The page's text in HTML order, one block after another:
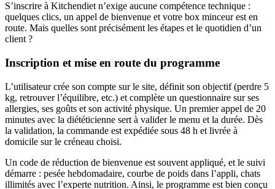
S’inscrire à Kitchendiet n’exige aucune compétence technique :
quelques clics, un appel de bienvenue et votre box minceur est en
route. Mais quelles sont précisément les étapes et le quotidien d’un
client ?
Inscription et mise en route du programme
L’utilisateur crée son compte sur le site, définit son objectif (perdre 5
kg, retrouver l’équilibre, etc.) et complète un questionnaire sur ses
allergies, ses goûts et son activité physique. Un premier appel de 20
minutes avec la diététicienne sert à valider le menu et la durée. Dès
la validation, la commande est expédiée sous 48 h et livrée à
domicile sur le créneau choisi.
Un code de réduction de bienvenue est souvent appliqué, et le suivi
démarre : pesée hebdomadaire, courbe de poids dans l’appli, chats
illimités avec l’experte nutrition. Ainsi, le programme est bien conçu